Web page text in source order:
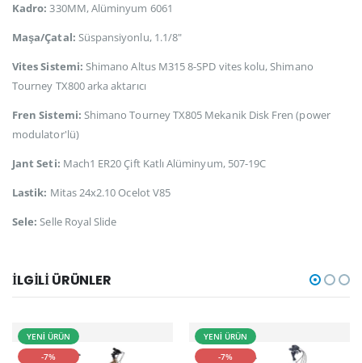
Kadro: 330MM, Alüminyum 6061
Maşa/Çatal: Süspansiyonlu, 1.1/8"
Vites Sistemi: Shimano Altus M315 8-SPD vites kolu, Shimano
Tourney TX800 arka aktarıcı
Fren Sistemi: Shimano Tourney TX805 Mekanik Disk Fren (power
modulator'lü)
Jant Seti: Mach1 ER20 Çift Katlı Alüminyum, 507-19C
Lastik: Mitas 24x2.10 Ocelot V85
Sele: Selle Royal Slide
İLGILI ÜRÜNLER
YENİ ÜRÜN
-7%
YENİ ÜRÜN
-7%